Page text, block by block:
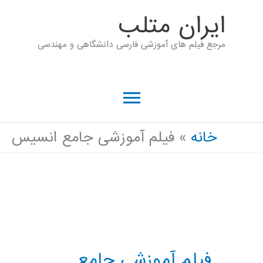
ايران متلب
مرجع فیلم های آموزشی فارسی دانشگاهی و مهندسی
فهرست
اصلی
خانه فیلم آموزشی جامع انسیس